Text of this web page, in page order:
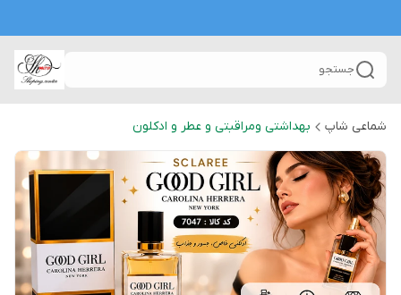
جستجو
شماعی شاپ بهداشتی ومراقبتی و عطر و ادکلون